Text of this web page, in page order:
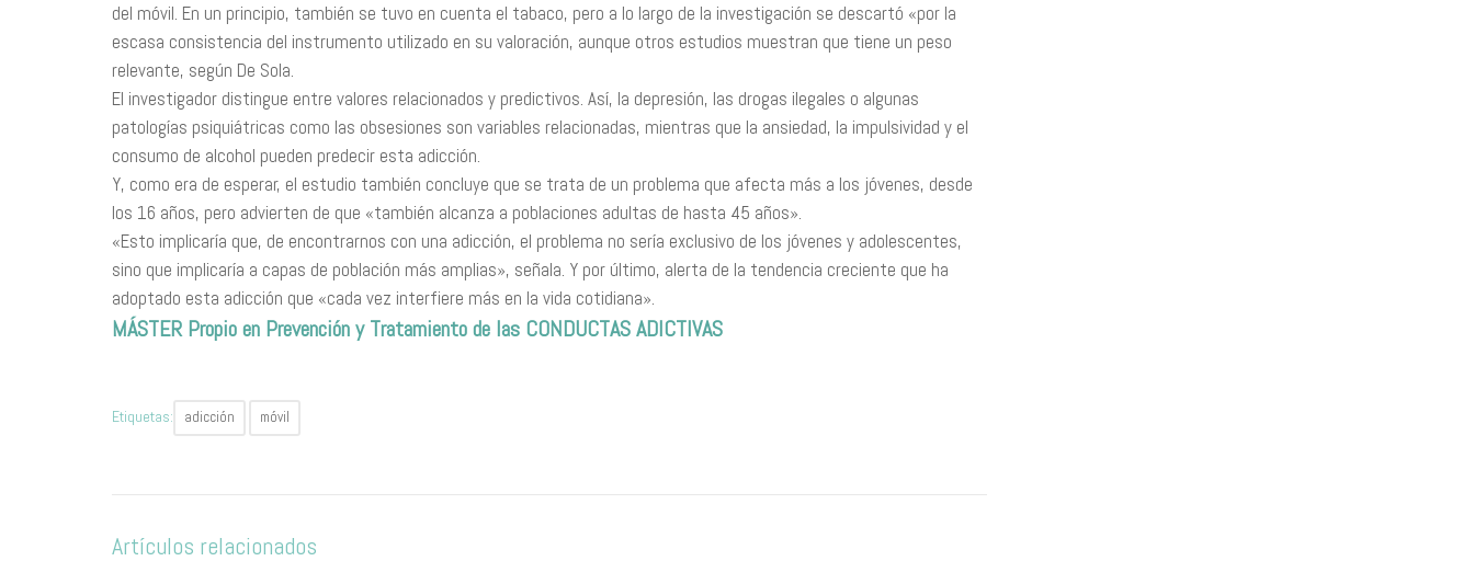
del móvil. En un principio, también se tuvo en cuenta el tabaco, pero a lo largo de la investigación se descartó «por la
escasa consistencia del instrumento utilizado en su valoración, aunque otros estudios muestran que tiene un peso
relevante, según De Sola.
El investigador distingue entre valores relacionados y predictivos. Así, la depresión, las drogas ilegales o algunas
patologías psiquiátricas como las obsesiones son variables relacionadas, mientras que la ansiedad, la impulsividad y el
consumo de alcohol pueden predecir esta adicción.
Y, como era de esperar, el estudio también concluye que se trata de un problema que afecta más a los jóvenes, desde
los 16 años, pero advierten de que «también alcanza a poblaciones adultas de hasta 45 años».
«Esto implicaría que, de encontrarnos con una adicción, el problema no sería exclusivo de los jóvenes y adolescentes,
sino que implicaría a capas de población más amplias», señala. Y por último, alerta de la tendencia creciente que ha
adoptado esta adicción que «cada vez interfiere más en la vida cotidiana».
MÁSTER Propio en Prevención y Tratamiento de las CONDUCTAS ADICTIVAS
Etiquetas: adicción móvil
Artículos relacionados